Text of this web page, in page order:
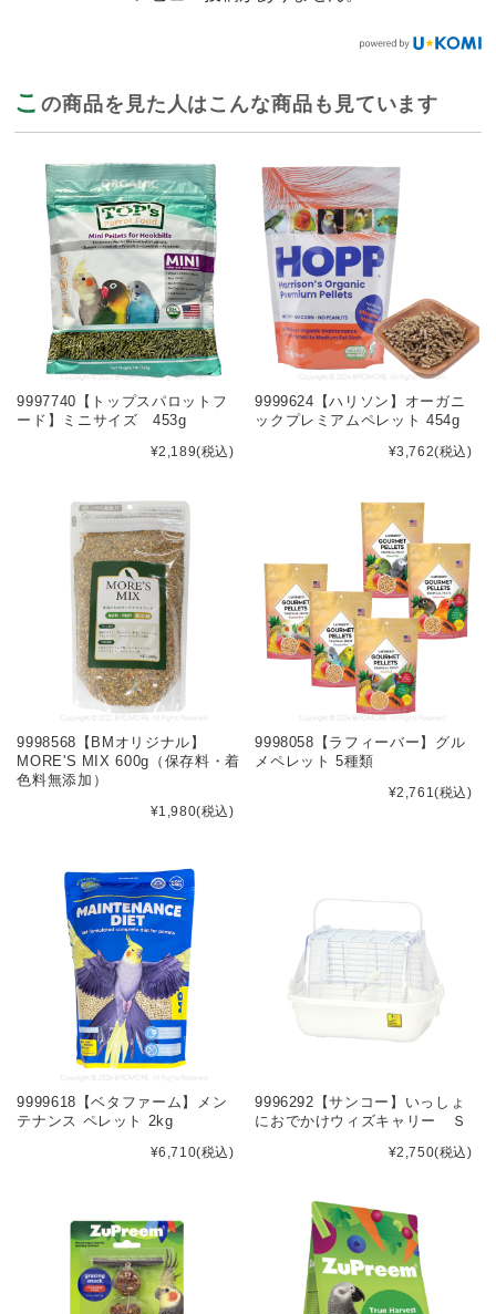
この商品を見た人はこんな商品も見ています
9997740【トップスパロットフ
ード】ミニサイズ 453g
¥2,189(税込)
9999624【ハリソン】オーガニ
ックプレミアムペレット 454g
¥3,762(税込)
9998568【BMオリジナル】
MORE'S MIX 600g（保存料・着
色料無添加）
¥1,980(税込)
9998058【ラフィーバー】グル
メペレット 5種類
¥2,761(税込)
9999618【ベタファーム】メン
テナンス ペレット 2kg
¥6,710(税込)
9996292【サンコー】いっしょ
におでかけウィズキャリー Ｓ
¥2,750(税込)